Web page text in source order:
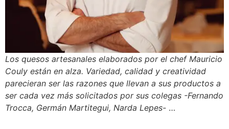
Los quesos artesanales elaborados por el chef Mauricio
Couly están en alza. Variedad, calidad y creatividad
parecieran ser las razones que llevan a sus productos a
ser cada vez más solicitados por sus colegas -Fernando
Trocca, Germán Martitegui, Narda Lepes- …